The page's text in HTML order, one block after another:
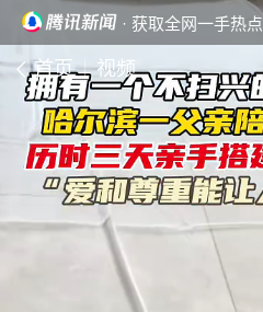
· 获取全网一手热点
首页 视频